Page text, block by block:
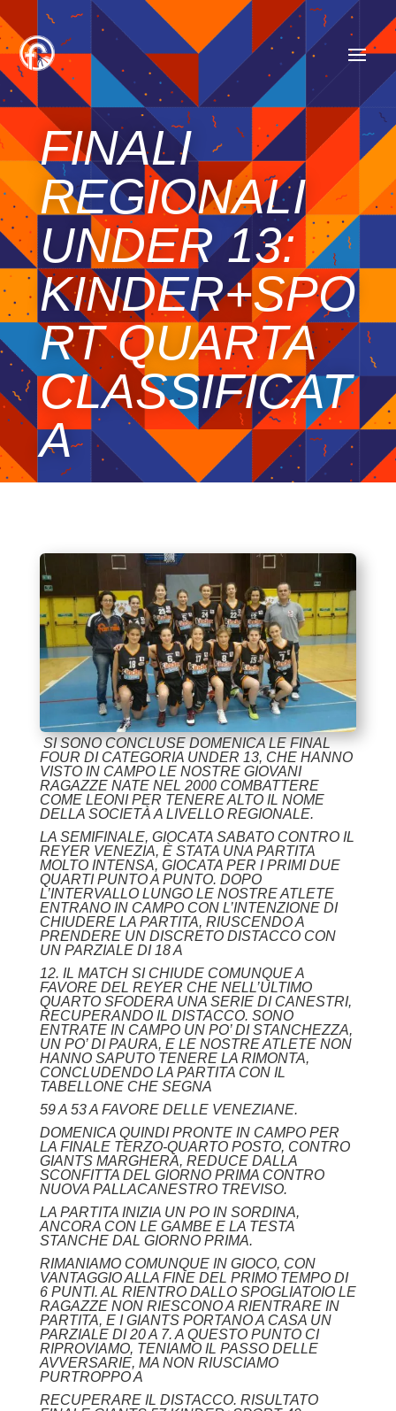
FINALI
REGIONALI
UNDER 13:
KINDER+SPO
RT QUARTA
CLASSIFICAT
A
SI SONO CONCLUSE DOMENICA LE FINAL
FOUR DI CATEGORIA UNDER 13, CHE HANNO
VISTO IN CAMPO LE NOSTRE GIOVANI
RAGAZZE NATE NEL 2000 COMBATTERE
COME LEONI PER TENERE ALTO IL NOME
DELLA SOCIETÀ A LIVELLO REGIONALE.
LA SEMIFINALE, GIOCATA SABATO CONTRO IL
REYER VENEZIA, È STATA UNA PARTITA
MOLTO INTENSA, GIOCATA PER I PRIMI DUE
QUARTI PUNTO A PUNTO. DOPO
L’INTERVALLO LUNGO LE NOSTRE ATLETE
ENTRANO IN CAMPO CON L’INTENZIONE DI
CHIUDERE LA PARTITA, RIUSCENDO A
PRENDERE UN DISCRETO DISTACCO CON
UN PARZIALE DI 18 A
12. IL MATCH SI CHIUDE COMUNQUE A
FAVORE DEL REYER CHE NELL’ULTIMO
QUARTO SFODERA UNA SERIE DI CANESTRI,
RECUPERANDO IL DISTACCO. SONO
ENTRATE IN CAMPO UN PO’ DI STANCHEZZA,
UN PO’ DI PAURA, E LE NOSTRE ATLETE NON
HANNO SAPUTO TENERE LA RIMONTA,
CONCLUDENDO LA PARTITA CON IL
TABELLONE CHE SEGNA
59 A 53 A FAVORE DELLE VENEZIANE.
DOMENICA QUINDI PRONTE IN CAMPO PER
LA FINALE TERZO-QUARTO POSTO, CONTRO
GIANTS MARGHERA, REDUCE DALLA
SCONFITTA DEL GIORNO PRIMA CONTRO
NUOVA PALLACANESTRO TREVISO.
LA PARTITA INIZIA UN PO IN SORDINA,
ANCORA CON LE GAMBE E LA TESTA
STANCHE DAL GIORNO PRIMA.
RIMANIAMO COMUNQUE IN GIOCO, CON
VANTAGGIO ALLA FINE DEL PRIMO TEMPO DI
6 PUNTI. AL RIENTRO DALLO SPOGLIATOIO LE
RAGAZZE NON RIESCONO A RIENTRARE IN
PARTITA, E I GIANTS PORTANO A CASA UN
PARZIALE DI 20 A 7. A QUESTO PUNTO CI
RIPROVIAMO, TENIAMO IL PASSO DELLE
AVVERSARIE, MA NON RIUSCIAMO
PURTROPPO A
RECUPERARE IL DISTACCO. RISULTATO